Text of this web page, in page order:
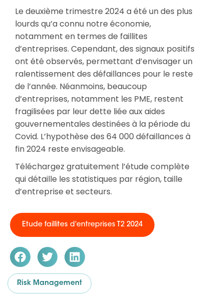
Le deuxième trimestre 2024 a été un des plus
lourds qu’a connu notre économie,
notamment en termes de faillites
d’entreprises. Cependant, des signaux positifs
ont été observés, permettant d’envisager un
ralentissement des défaillances pour le reste
de l’année. Néanmoins, beaucoup
d’entreprises, notamment les PME, restent
fragilisées par leur dette liée aux aides
gouvernementales destinées à la période du
Covid. L’hypothèse des 64 000 défaillances à
fin 2024 reste envisageable.
Téléchargez gratuitement l’étude complète
qui détaille les statistiques par région, taille
d’entreprise et secteurs.
Etude faillites d'entreprises T2 2024
Risk Management